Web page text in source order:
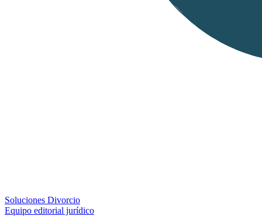
Soluciones Divorcio
Equipo editorial jurídico